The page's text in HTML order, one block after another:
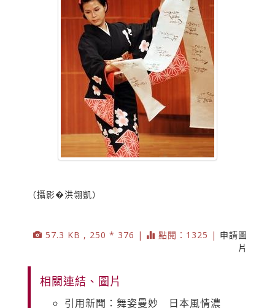
（攝影�洪翎凱）
57.3 KB , 250 * 376 | 點閱：1325 | 申請圖
片
相關連結、圖片
引用新聞：舞姿曼妙 日本風情濃